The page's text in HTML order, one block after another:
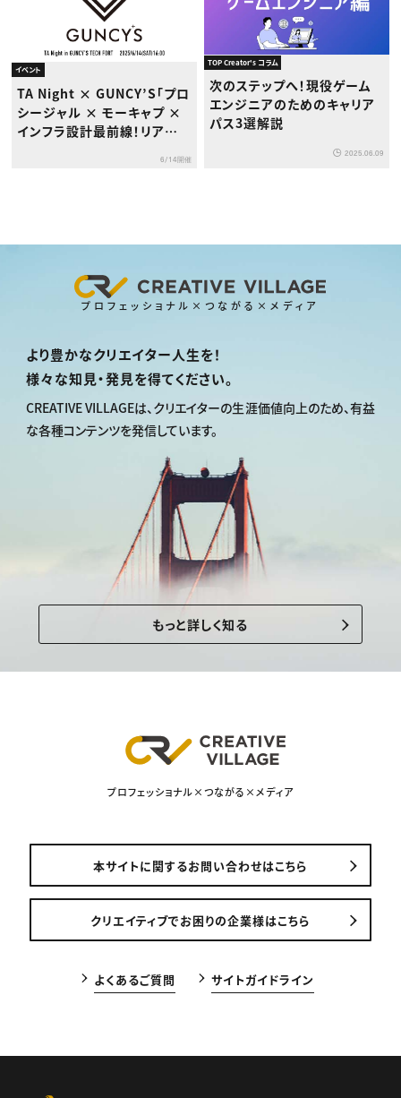
イベント
TA Night × GUNCY’S「プロ
シージャル × モーキャプ ×
インフラ設計最前線！リアル
6/14開催
TOP Creator's コラム
次のステップへ！現役ゲーム
エンジニアのためのキャリア
パス3選解説
2025.06.09
プロフェッショナル×つながる×メディア
より豊かなクリエイター人生を！
様々な知見・発見を得てください。
CREATIVE VILLAGEは、クリエイターの生涯価値向上のため、有益
な各種コンテンツを発信しています。
もっと詳しく知る
プロフェッショナル×つながる×メディア
本サイトに関するお問い合わせはこちら
クリエイティブでお困りの企業様はこちら
よくあるご質問 サイトガイドライン